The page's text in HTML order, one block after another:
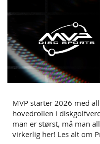
MVP starter 2026 med
hovedrollen i
man er størst, må man
virkerlig her! Les alt om